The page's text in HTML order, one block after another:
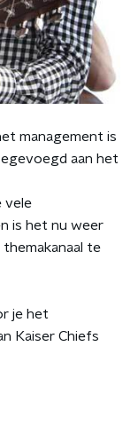
management is
aan het
vele
is het nu weer
te
je het
Kaiser Chiefs